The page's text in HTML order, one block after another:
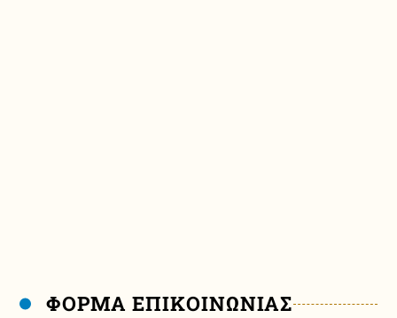
ΦΟΡΜΑ ΕΠΙΚΟΙΝΩΝΙΑΣ